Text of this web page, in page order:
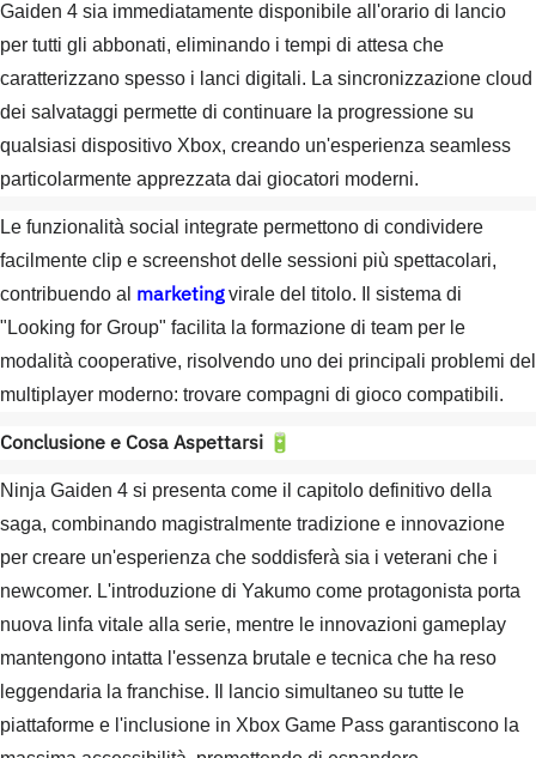
Gaiden 4 sia immediatamente disponibile all'orario di lancio
per tutti gli abbonati, eliminando i tempi di attesa che
caratterizzano spesso i lanci digitali. La sincronizzazione cloud
dei salvataggi permette di continuare la progressione su
qualsiasi dispositivo Xbox, creando un'esperienza seamless
particolarmente apprezzata dai giocatori moderni.
Le funzionalità social integrate permettono di condividere
facilmente clip e screenshot delle sessioni più spettacolari,
contribuendo al marketingvirale del titolo. Il sistema di
"Looking for Group" facilita la formazione di team per le
modalità cooperative, risolvendo uno dei principali problemi del
multiplayer moderno: trovare compagni di gioco compatibili.
Conclusione e Cosa Aspettarsi 🔋
Ninja Gaiden 4 si presenta come il capitolo definitivo della
saga, combinando magistralmente tradizione e innovazione
per creare un'esperienza che soddisferà sia i veterani che i
newcomer. L'introduzione di Yakumo come protagonista porta
nuova linfa vitale alla serie, mentre le innovazioni gameplay
mantengono intatta l'essenza brutale e tecnica che ha reso
leggendaria la franchise. Il lancio simultaneo su tutte le
piattaforme e l'inclusione in Xbox Game Pass garantiscono la